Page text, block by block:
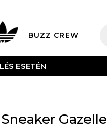
BUZZ CREW
ESETÉN
Gazelle